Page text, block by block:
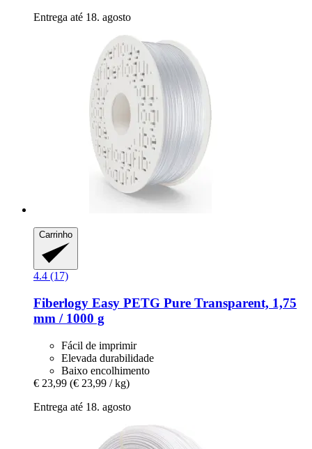
Entrega até 18. agosto
Carrinho
4.4 (17)
Fiberlogy Easy PETG Pure Transparent, 1,75
mm / 1000 g
Fácil de imprimir
Elevada durabilidade
Baixo encolhimento
€ 23,99 (€ 23,99 / kg)
Entrega até 18. agosto